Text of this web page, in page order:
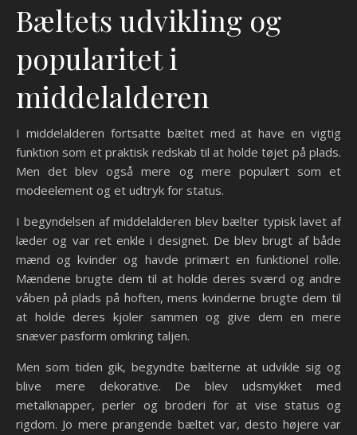
Bæltets udvikling og
popularitet i
middelalderen
I middelalderen fortsatte bæltet med at have en vigtig
funktion som et praktisk redskab til at holde tøjet på plads.
Men det blev også mere og mere populært som et
modeelement og et udtryk for status.
I begyndelsen af middelalderen blev bælter typisk lavet af
læder og var ret enkle i designet. De blev brugt af både
mænd og kvinder og havde primært en funktionel rolle.
Mændene brugte dem til at holde deres sværd og andre
våben på plads på hoften, mens kvinderne brugte dem til
at holde deres kjoler sammen og give dem en mere
snæver pasform omkring taljen.
Men som tiden gik, begyndte bælterne at udvikle sig og
blive mere dekorative. De blev udsmykket med
metalknapper, perler og broderi for at vise status og
rigdom. Jo mere prangende bæltet var, desto højere var